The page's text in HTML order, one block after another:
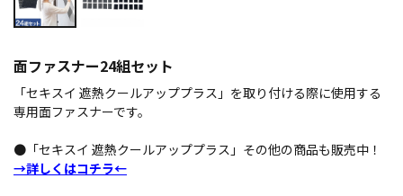
面ファスナー24組セット
「セキスイ 遮熱クールアッププラス」を取り付ける際に使用する
専用面ファスナーです。
●「セキスイ 遮熱クールアッププラス」その他の商品も販売中！
→詳しくはコチラ←